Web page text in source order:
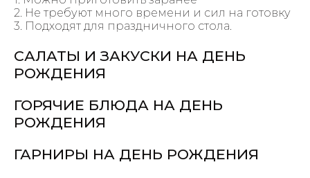
2. Не требуют много времени и сил на готовку
3. Подходят для праздничного стола.
САЛАТЫ И ЗАКУСКИ НА ДЕНЬ
РОЖДЕНИЯ
ГОРЯЧИЕ БЛЮДА НА ДЕНЬ
РОЖДЕНИЯ
ГАРНИРЫ НА ДЕНЬ РОЖДЕНИЯ